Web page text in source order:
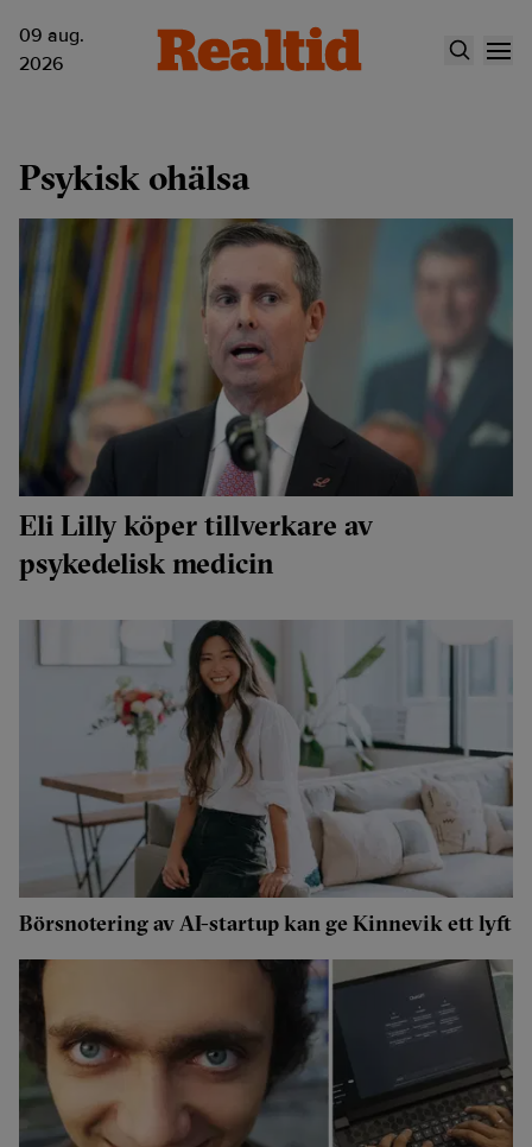
09 aug.
2026
Psykisk ohälsa
Eli Lilly köper tillverkare av
psykedelisk medicin
Börsnotering av AI-startup kan ge Kinnevik ett lyft